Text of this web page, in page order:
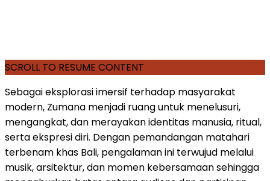
SCROLL TO RESUME CONTENT
Sebagai eksplorasi imersif terhadap masyarakat
modern, Zumana menjadi ruang untuk menelusuri,
mengangkat, dan merayakan identitas manusia, ritual,
serta ekspresi diri. Dengan pemandangan matahari
terbenam khas Bali, pengalaman ini terwujud melalui
musik, arsitektur, dan momen kebersamaan sehingga